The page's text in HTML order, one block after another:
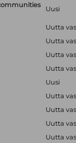
Uusi
Uutta
Uutta
Uutta
Uutta
Uusi
Uutta
Uutta
Uutta
Uutta